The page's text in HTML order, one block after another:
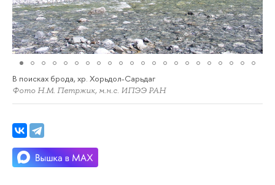
В поисках брода, хр. Хорьдол-Сарьдаг
Фото Н.М. Петржик, м.н.с. ИПЭЭ РАН